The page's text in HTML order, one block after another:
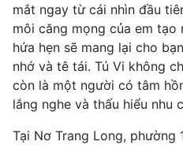
mắt ngay từ cái nhìn đầu
môi căng mọng của em tạo
hứa hẹn sẽ mang lại cho
nhớ và tê tái. Tú Vi không
còn là một người có tâm
lắng nghe và thấu hiểu nhu
Tại Nơ Trang Long, phường